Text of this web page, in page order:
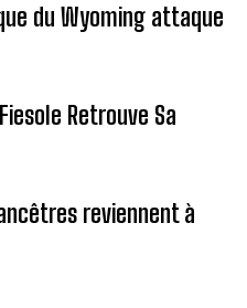
du Wyoming attaque
Retrouve Sa
reviennent à